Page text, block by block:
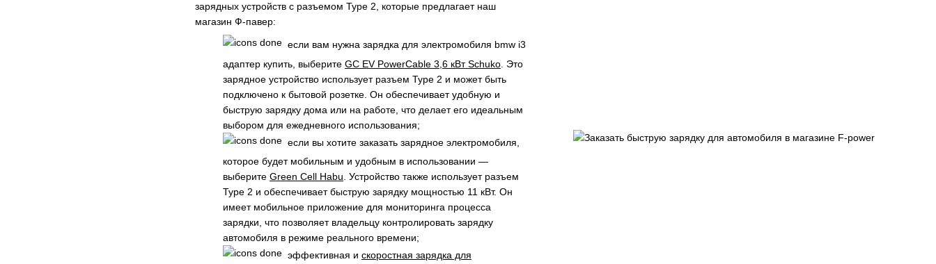
зарядных устройств с разъемом Type 2, которые предлагает наш
магазин Ф-павер:
если вам нужна зарядка для электромобиля bmw i3
адаптер купить, выберите GC EV PowerCable 3,6 кВт Schuko . Это
зарядное устройство использует разъем Type 2 и может быть
подключено к бытовой розетке. Он обеспечивает удобную и
быструю зарядку дома или на работе, что делает его идеальным
выбором для ежедневного использования;
если вы хотите заказать зарядное электромобиля,
которое будет мобильным и удобным в использовании —
выберите Green Cell Habu. Устройство также использует разъем
Type 2 и обеспечивает быструю зарядку мощностью 11 кВт. Он
имеет мобильное приложение для мониторинга процесса
зарядки, что позволяет владельцу контролировать зарядку
автомобиля в режиме реального времени;
эффективная и скоростная зарядка для